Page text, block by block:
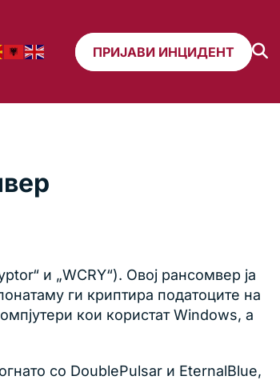
ПРИЈАВИ ИНЦИДЕНТ
и „WCRY“). Овој рансомвер ја
ги криптира податоците на
кои користат Windows, а
со DoublePulsar и EternalBlue,